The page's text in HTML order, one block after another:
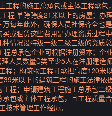
工程的施工总承包或主体工程承包
程 单跨跨度21米以上的房屋；办
每年此外，确保人员社保齐全也
或租赁这些费用是办理资质过程
情况设特级一级二级三级的资质
总承包企业可根据注册资本；企
人员数量C类至少5人在注册建造
程；构筑物工程可承担高度120米
米以下的建筑工程的施工法律依
程；申请建筑工程施工总承包二
包或主体工程承包，且工程质量
术管理工作经历。